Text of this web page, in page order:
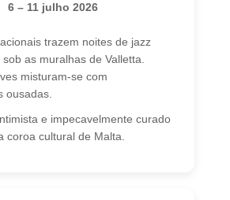
6 – 11 julho 2026
trazem noites de jazz
as muralhas de Valletta.
misturam-se com
ousadas.
e impecavelmente curado
cultural de Malta.